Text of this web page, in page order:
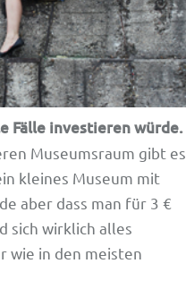
Fälle investieren würde.
Museumsraum gibt es
kleines Museum mit
aber dass man für 3 €
sich wirklich alles
wie in den meisten